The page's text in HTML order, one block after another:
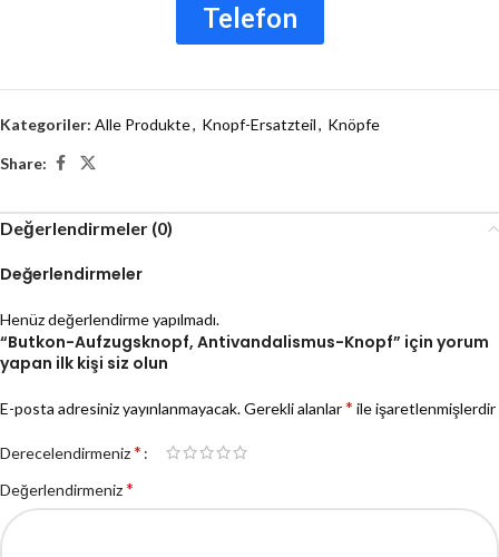
Telefon
Kategoriler: Alle Produkte, Knopf-Ersatzteil, Knöpfe
Share:
Değerlendirmeler (0)
Değerlendirmeler
Henüz değerlendirme yapılmadı.
“Butkon-Aufzugsknopf, Antivandalismus-Knopf” için yorum
yapan ilk kişi siz olun
E-posta adresiniz yayınlanmayacak.Gerekli alanlar* ile işaretlenmişlerdir
Derecelendirmeniz*
Değerlendirmeniz*